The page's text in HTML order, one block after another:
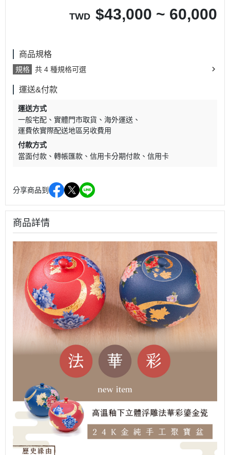
TWD $43,000 ~ 60,000
商品規格
規格 共 4 種規格可選
運送&付款
運送方式
一般宅配
實體門市取貨
海外運送
運費依實際配送地區另收費用
付款方式
當面付款
轉帳匯款 信用卡分期付款 信用卡
分享商品到
商品詳情